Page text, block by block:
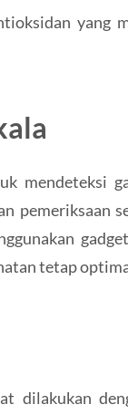
yang
mendeteksi
pemeriksaan
tetap
dilakukan